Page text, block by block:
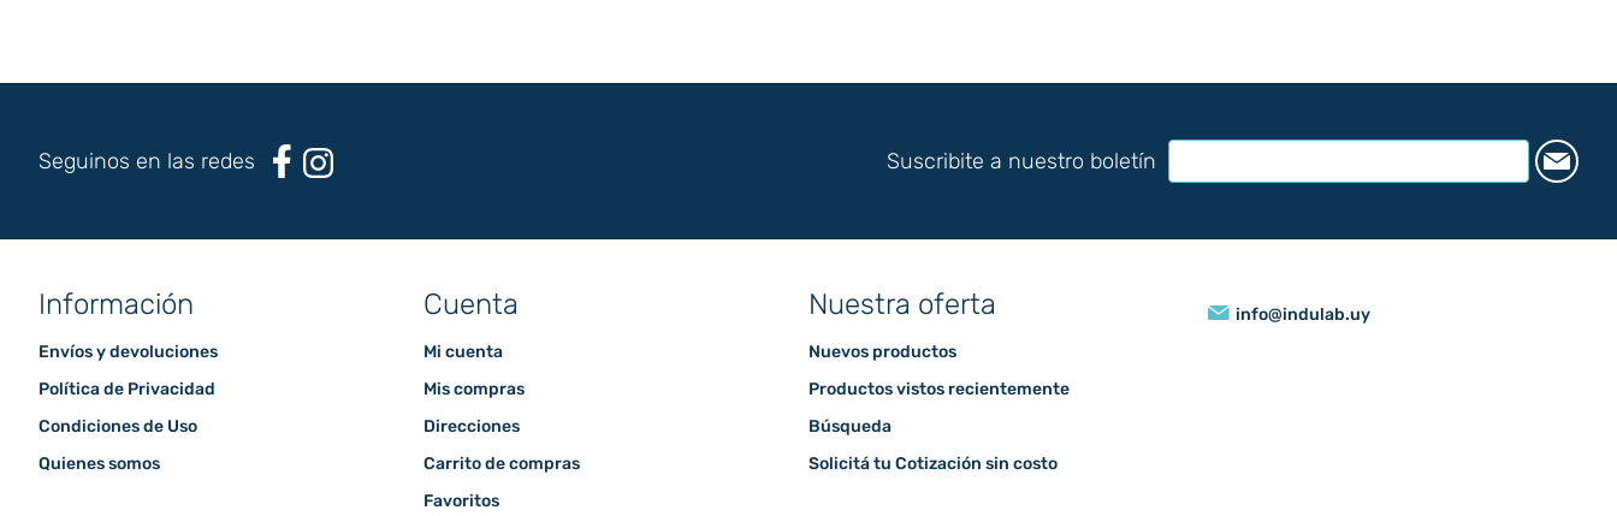
Seguinos en las redes Suscribite a nuestro boletín
Información
Envíos y devoluciones
Política de Privacidad
Condiciones de Uso
Quienes somos
Cuenta
Mi cuenta
Mis compras
Direcciones
Carrito de compras
Favoritos
Nuestra oferta
Nuevos productos
Productos vistos recientemente
Búsqueda
Solicitá tu Cotización sin costo
info@indulab.uy